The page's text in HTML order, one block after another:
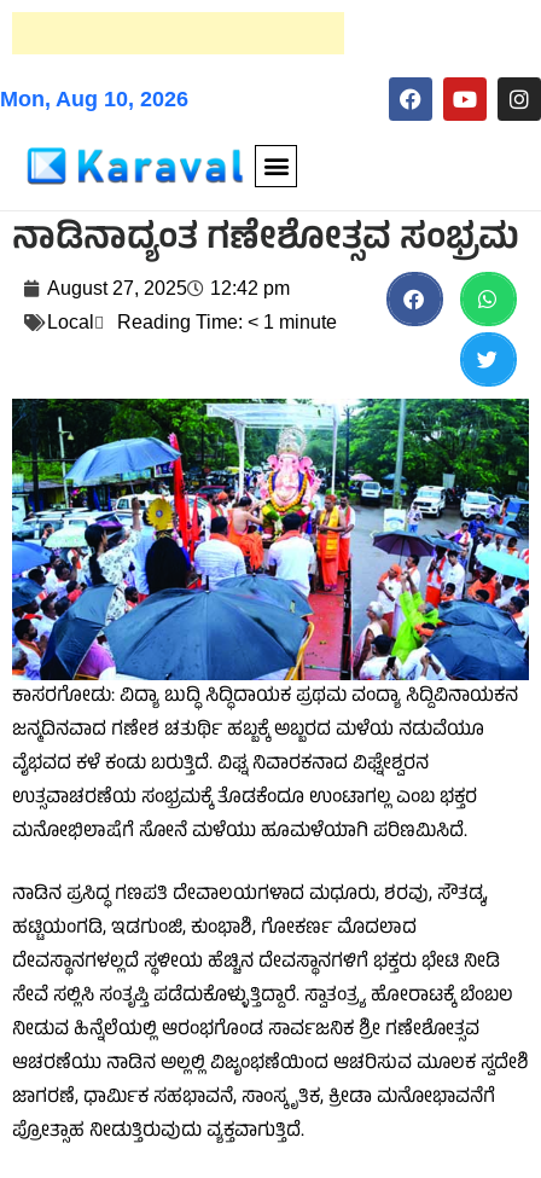
Mon, Aug 10, 2026
ನಾಡಿನಾದ್ಯಂತ ಗಣೇಶೋತ್ಸವ ಸಂಭ್ರಮ
August 27, 2025
12:42 pm
Local
Reading Time: < 1 minute
ಕಾಸರಗೋಡು: ವಿದ್ಯಾ ಬುದ್ಧಿ ಸಿದ್ಧಿದಾಯಕ ಪ್ರಥಮ ವಂದ್ಯಾ ಸಿದ್ದಿವಿನಾಯಕನ
ಜನ್ಮದಿನವಾದ ಗಣೇಶ ಚತುರ್ಥಿ ಹಬ್ಬಕ್ಕೆ ಅಬ್ಬರದ ಮಳೆಯ ನಡುವೆಯೂ
ವೈಭವದ ಕಳೆ ಕಂಡು ಬರುತ್ತಿದೆ. ವಿಘ್ನ ನಿವಾರಕನಾದ ವಿಘ್ನೇಶ್ವರನ
ಉತ್ಸವಾಚರಣೆಯ ಸಂಭ್ರಮಕ್ಕೆ ತೊಡಕೆಂದೂ ಉಂಟಾಗಲ್ಲ ಎಂಬ ಭಕ್ತರ
ಮನೋಭಿಲಾಷೆಗೆ ಸೋನೆ ಮಳೆಯು ಹೂಮಳೆಯಾಗಿ ಪರಿಣಮಿಸಿದೆ.
ನಾಡಿನ ಪ್ರಸಿದ್ಧ ಗಣಪತಿ ದೇವಾಲಯಗಳಾದ ಮಧೂರು, ಶರವು, ಸೌತಡ್ಕ,
ಹಟ್ಟಿಯಂಗಡಿ, ಇಡಗುಂಜಿ, ಕುಂಭಾಶಿ, ಗೋಕರ್ಣ ಮೊದಲಾದ
ದೇವಸ್ಥಾನಗಳಲ್ಲದೆ ಸ್ಥಳೀಯ ಹೆಚ್ಚಿನ ದೇವಸ್ಥಾನಗಳಿಗೆ ಭಕ್ತರು ಭೇಟಿ ನೀಡಿ
ಸೇವೆ ಸಲ್ಲಿಸಿ ಸಂತೃಪ್ತಿ ಪಡೆದುಕೊಳ್ಳುತ್ತಿದ್ದಾರೆ. ಸ್ವಾತಂತ್ರ್ಯ ಹೋರಾಟಕ್ಕೆ ಬೆಂಬಲ
ನೀಡುವ ಹಿನ್ನೆಲೆಯಲ್ಲಿ ಆರಂಭಗೊಂಡ ಸಾರ್ವಜನಿಕ ಶ್ರೀ ಗಣೇಶೋತ್ಸವ
ಆಚರಣೆಯು ನಾಡಿನ ಅಲ್ಲಲ್ಲಿ ವಿಜೃಂಭಣೆಯಿಂದ ಆಚರಿಸುವ ಮೂಲಕ ಸ್ವದೇಶಿ
ಜಾಗರಣೆ, ಧಾರ್ಮಿಕ ಸಹಭಾವನೆ, ಸಾಂಸ್ಕೃತಿಕ, ಕ್ರೀಡಾ ಮನೋಭಾವನೆಗೆ
ಪ್ರೋತ್ಸಾಹ ನೀಡುತ್ತಿರುವುದು ವ್ಯಕ್ತವಾಗುತ್ತಿದೆ.